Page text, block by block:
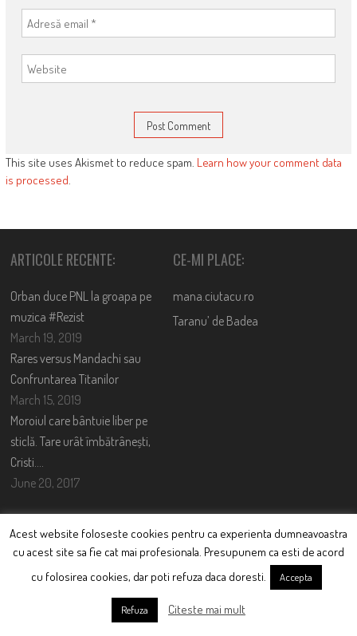
This site uses Akismet to reduce spam. Learn how your comment data
is processed.
ARTICOLE RECENTE:
Orban duce PNL la groapa pe
muzica #Rezist
March 19, 2019
Rares versus Mandachi sau
Confruntarea Titanilor
March 15, 2019
Moroiul care bântuie liber pe
sticlă. Tare urât îmbătrânești,
Cristi….
June 20, 2017
CE-MI PLACE:
mana.ciutacu.ro
Taranu’ de Badea
Could not authenticate you.
Acest website foloseste cookies pentru ca experienta dumneavoastra
cu acest site sa fie cat mai profesionala. Presupunem ca esti de acord
cu folosirea cookies, dar poti refuza daca doresti.
Accepta
Refuza Citeste mai mult